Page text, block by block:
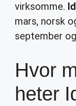
virksomme.
mars, norsk
september
Hvor
heter